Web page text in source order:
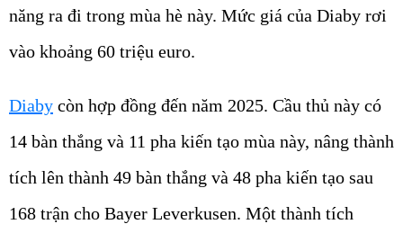
năng ra đi trong mùa hè này. Mức giá của Diaby rơi
vào khoảng 60 triệu euro.
Diaby còn hợp đồng đến năm 2025. Cầu thủ này có
14 bàn thắng và 11 pha kiến tạo mùa này, nâng thành
tích lên thành 49 bàn thắng và 48 pha kiến tạo sau
168 trận cho Bayer Leverkusen. Một thành tích